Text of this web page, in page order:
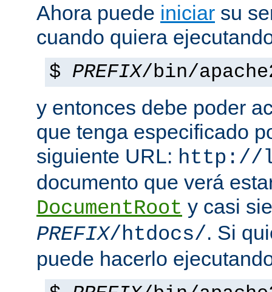
Ahora puede iniciar su
cuando quiera
$ PREFIX/bin/
y entonces debe poder
que tenga especificado
siguiente URL: http://
documento que verá
DocumentRoot y casi
PREFIX/htdocs/. Si
puede hacerlo